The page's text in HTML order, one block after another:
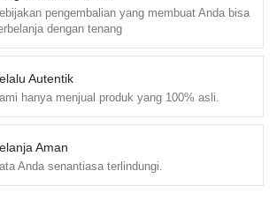
pengembalian yang membuat Anda bisa
dengan tenang
Autentik
hanya menjual produk yang 100% asli.
Aman
Anda senantiasa terlindungi.